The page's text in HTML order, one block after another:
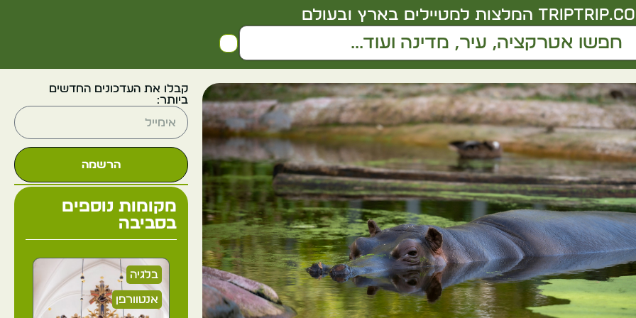
המלצות למטיילים בארץ ובעולם
קבלו את העדכונים החדשים
ביותר:
הרשמה
מקומות נוספים
בסביבה
בלגיה
אנטוורפן